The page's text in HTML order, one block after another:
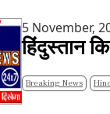
5 November,
हिंदुस्तान
Breaking News